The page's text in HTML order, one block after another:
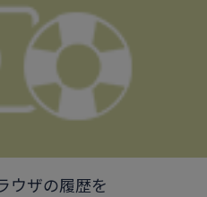
ウザの履歴を